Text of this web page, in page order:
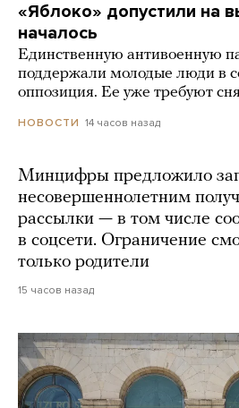
«Яблоко» допустили на
началось
Единственную антивоенную
поддержали молодые люди в
оппозиция. Ее уже требуют
НОВОСТИ 14 часов назад
Минцифры предложило
несовершеннолетним
рассылки — в том числе
в соцсети. Ограничение
только родители
15 часов назад